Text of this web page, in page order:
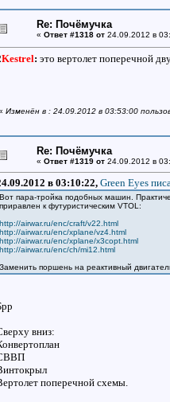
Re: Почёмучка
« Ответ #1318 от24.09.2012 в
Kestrel: это вертолет поперечной
Изменён в : 24.09.2012 в 03:53:00
Re: Почёмучка
« Ответ #1319 от24.09.2012 в
в 03:10:22,Green Eyes
Вот пара-тройка подобных машин.
приравлен к футуристическим VTOL:
http://airwar.ru/enc/craft/v22.html
http://airwar.ru/enc/xplane/vz4.html
http://airwar.ru/enc/xplane/x3copt.html
http://airwar.ru/enc/ch/mi12.html
Заменить поршень на реактивный
вниз:
поперечной схемы.